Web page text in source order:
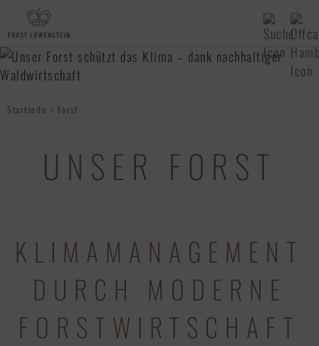
Startseite Forst
UNSER FORST
KLIMAMANAGEMENT
DURCH MODERNE
FORSTWIRTSCHAFT